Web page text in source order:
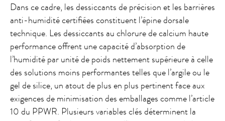
Dans ce cadre, les dessiccants de précision et les barrières
anti-humidité certifiées constituent l’épine dorsale
technique. Les dessiccants au chlorure de calcium haute
performance offrent une capacité d’absorption de
l’humidité par unité de poids nettement supérieure à celle
des solutions moins performantes telles que l’argile ou le
gel de silice, un atout de plus en plus pertinent face aux
exigences de minimisation des emballages comme l’article
10 du PPWR. Plusieurs variables clés déterminent la